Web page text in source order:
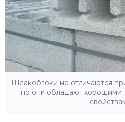
Шлакоблоки не отличаются
но они обладают хорошими